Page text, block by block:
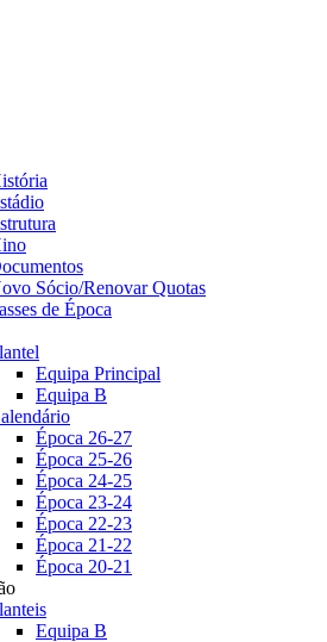
Sócio/Renovar Quotas
de Época
Equipa Principal
Equipa B
Época 26-27
Época 25-26
Época 24-25
Época 23-24
Época 22-23
Época 21-22
Época 20-21
Equipa B